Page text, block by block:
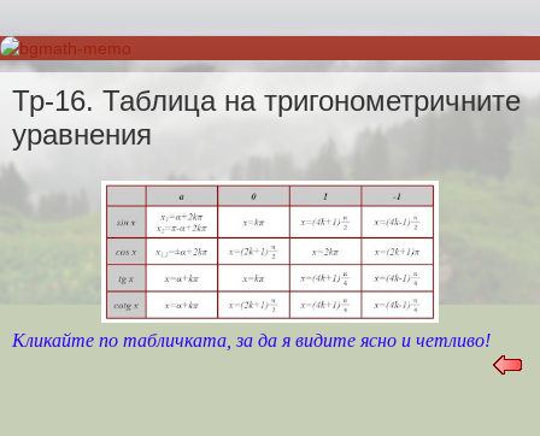
Тр-16. Таблица на тригонометричните
уравнения
Кликайте по табличката, за да я видите ясно и четливо!